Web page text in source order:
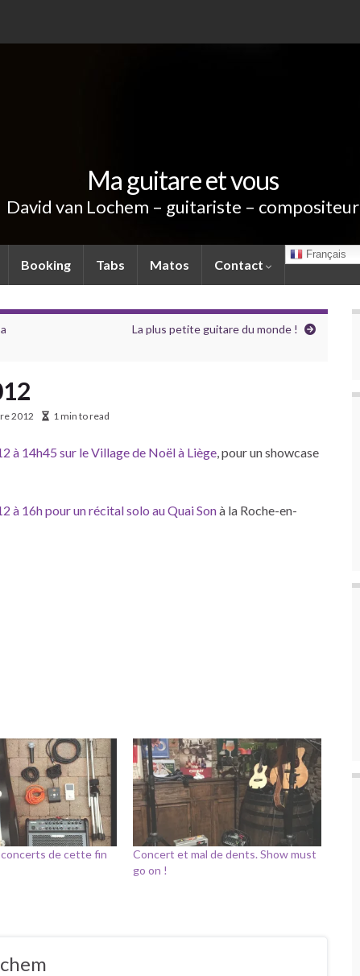
Ma guitare et vous
David van Lochem – guitariste – compositeur
Booking Tabs Matos Contact
Français
La plus petite guitare du monde !
2012 1 min to read
à 14h45 sur le Village de Noël à Liège, pour un showcase
à 16h pour un récital solo au Quai Sonà la Roche-en-
de cette fin
Concert et mal de dents. Show must
go on !